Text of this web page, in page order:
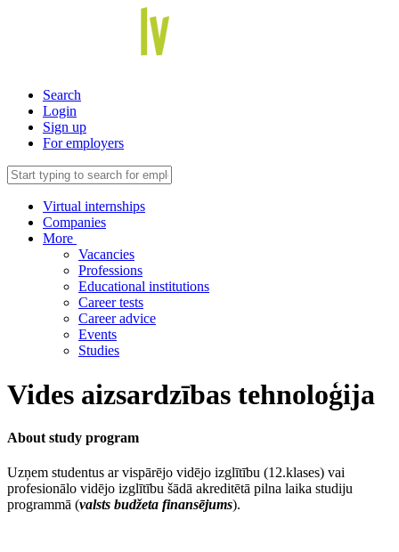
Search
Login
Sign up
For employers
Virtual internships
Companies
More
Vacancies
Professions
Educational institutions
Career tests
Career advice
Events
Studies
Vides aizsardzības tehnoloģija
About study program
Uzņem studentus ar vispārējo vidējo izglītību (12.klases) vai
profesionālo vidējo izglītību šādā akreditētā pilna laika studiju
programmā (valsts budžeta finansējums).